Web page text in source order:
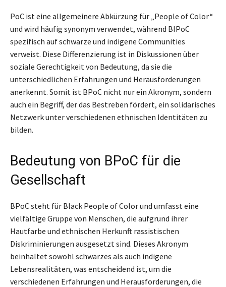
PoC ist eine allgemeinere Abkürzung für „People of Color“
und wird häufig synonym verwendet, während BIPoC
spezifisch auf schwarze und indigene Communities
verweist. Diese Differenzierung ist in Diskussionen über
soziale Gerechtigkeit von Bedeutung, da sie die
unterschiedlichen Erfahrungen und Herausforderungen
anerkennt. Somit ist BPoC nicht nur ein Akronym, sondern
auch ein Begriff, der das Bestreben fördert, ein solidarisches
Netzwerk unter verschiedenen ethnischen Identitäten zu
bilden.
Bedeutung von BPoC für die
Gesellschaft
BPoC steht für Black People of Color und umfasst eine
vielfältige Gruppe von Menschen, die aufgrund ihrer
Hautfarbe und ethnischen Herkunft rassistischen
Diskriminierungen ausgesetzt sind. Dieses Akronym
beinhaltet sowohl schwarzes als auch indigene
Lebensrealitäten, was entscheidend ist, um die
verschiedenen Erfahrungen und Herausforderungen, die